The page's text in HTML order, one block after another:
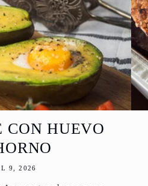
CON HUEVO
9, 2026